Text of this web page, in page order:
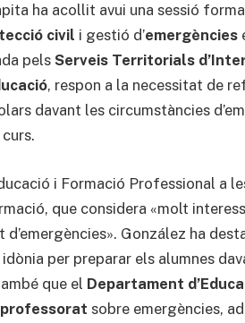
ha acollit avui una sessió
civil i gestió d’emergències
pels Serveis Territorials
, respon a la necessitat de
davant les circumstàncies
i Formació Professional a
que considera «molt
González ha
per preparar els alumnes
que el Departament
sobre emergències,